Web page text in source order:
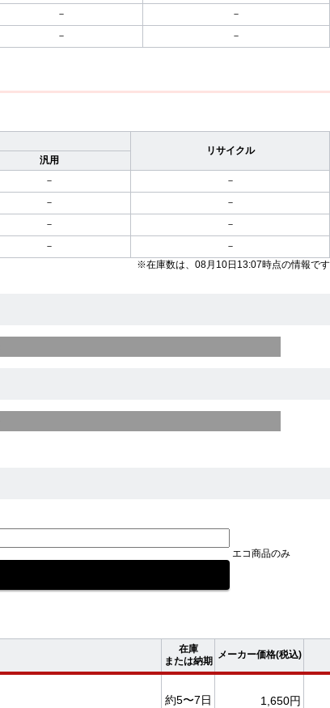
－
－
－ －
リサイクル
汎用
－
－
－
－
－
－
－
－
※在庫数は、08月10日13:07時点の情報です
エコ商品のみ
在庫
または納期
メーカー価格(税込)
約5〜7日 1,650円